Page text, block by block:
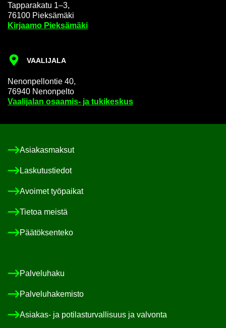
Tap­pa­ra­ka­tu 1–3,
76100 Piek­sä­mä­ki
Kir­jaa­mo Piek­sä­mä­ki
VAA­LI­JA­LA
Ne­non­pel­lon­tie 40,
76940 Ne­non­pel­to
Vaa­li­ja­lan osaamis-​ ja tu­ki­kes­kus
Asia­kas­mak­sut
Las­ku­tus­tie­dot
Avoi­met työ­pai­kat
Tie­toa meis­tä
Pää­tök­sen­te­ko
Pal­ve­lu­ha­ku
Pal­ve­lu­ha­ke­mis­to
Asiakas-​ ja po­ti­las­tur­val­li­suus ja val­von­ta